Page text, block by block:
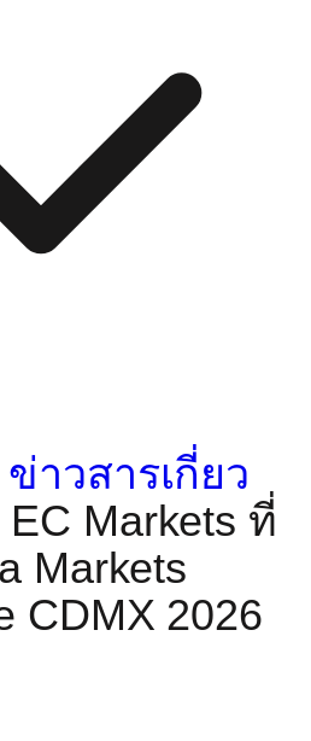
ข่าวสารเกี่ยว
EC Markets ที่
Markets
CDMX 2026